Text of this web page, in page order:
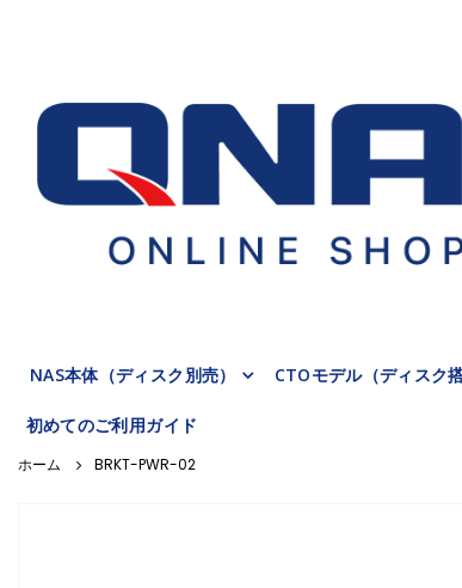
NAS本体（ディスク別売） CTOモデル（ディスク
初めてのご利用ガイド
BRKT-PWR-02